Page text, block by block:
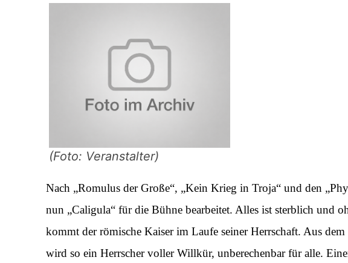
(Foto: Veranstalter)
Nach „Romulus der Große“, „Kein Krieg in Troja“ und den
nun „Caligula“ für die Bühne bearbeitet. Alles ist sterblich und
kommt der römische Kaiser im Laufe seiner Herrschaft. Aus
wird so ein Herrscher voller Willkür, unberechenbar für alle.